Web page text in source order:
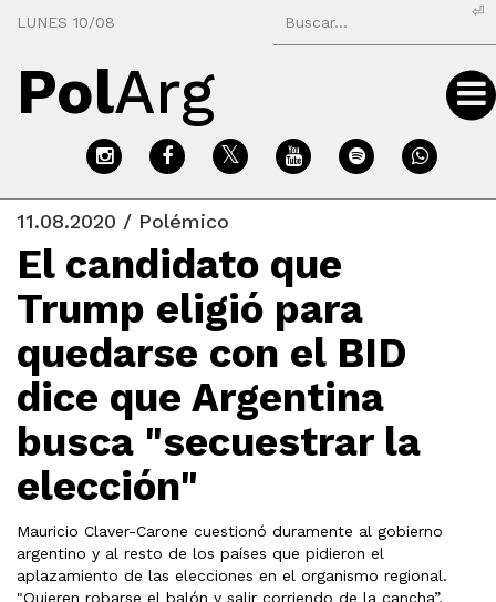
LUNES 10/08
⏎
PolArg
11.08.2020 / Polémico
El candidato que
Trump eligió para
quedarse con el BID
dice que Argentina
busca "secuestrar la
elección"
Mauricio Claver-Carone cuestionó duramente al gobierno
argentino y al resto de los países que pidieron el
aplazamiento de las elecciones en el organismo regional.
"Quieren robarse el balón y salir corriendo de la cancha”,